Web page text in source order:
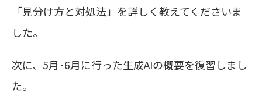
「見分け方と対処法」を詳しく教えてくださいま
した。
次に、5月･6月に行った生成AIの概要を復習しまし
た。